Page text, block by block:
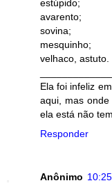
estúpido;
avarento;
sovina;
mesquinho;
velhaco, astuto.
Ela foi infeliz
aqui, mas
ela está não
Responder
Anônimo